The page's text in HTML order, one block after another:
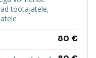
töötajatele,
80 €